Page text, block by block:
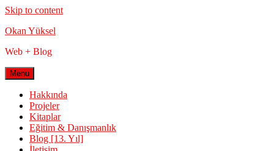
Skip to content
Okan Yüksel
Web + Blog
Menu
Hakkında
Projeler
Kitaplar
Eğitim & Danışmanlık
Blog [13. Yıl]